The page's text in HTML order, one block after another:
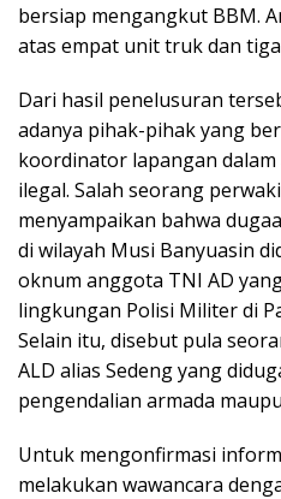
bersiap mengangkut BBM.
atas empat unit truk dan
Dari hasil penelusuran
adanya pihak-pihak yang
koordinator lapangan
ilegal. Salah seorang
menyampaikan bahwa
di wilayah Musi Banyuasin
oknum anggota TNI AD
lingkungan Polisi Militer di
Selain itu, disebut pula
ALD alias Sedeng yang
pengendalian armada
Untuk mengonfirmasi
melakukan wawancara